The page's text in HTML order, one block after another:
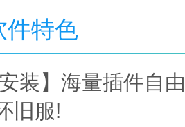
件特色
】海量插件自由
旧服!